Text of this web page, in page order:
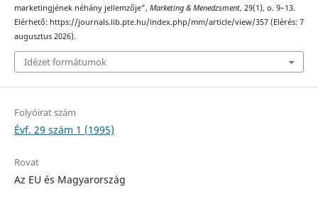
marketingjének néhány jellemzője”, Marketing & Menedzsment, 29(1), o. 9–13.
Elérhető: https://journals.lib.pte.hu/index.php/mm/article/view/357 (Elérés: 7
augusztus 2026).
Idézet formátumok
Folyóirat szám
Évf. 29 szám 1 (1995)
Rovat
Az EU és Magyarország